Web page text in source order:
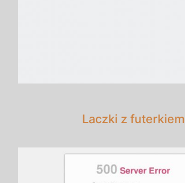
Laczki z futerkiem